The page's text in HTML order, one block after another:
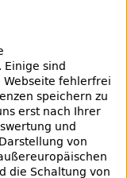
sind
fehlerfrei
speichern zu
erst nach Ihrer
und
von
die Schaltung von